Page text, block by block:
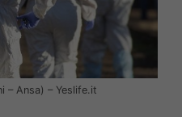
– Ansa) – Yeslife.it